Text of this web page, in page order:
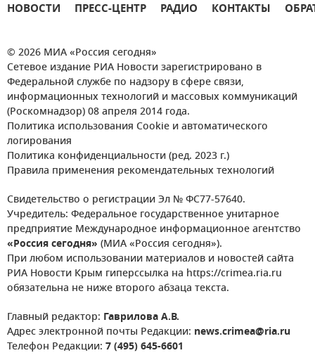
НОВОСТИ ПРЕСС-ЦЕНТР РАДИО КОНТАКТЫ
© 2026 МИА «Россия сегодня»
Сетевое издание РИА Новости зарегистрировано в
Федеральной службе по надзору в сфере связи,
информационных технологий и массовых коммуникаций
(Роскомнадзор) 08 апреля 2014 года.
Политика использования Cookie и автоматического
логирования
Политика конфиденциальности (ред. 2023 г.)
Правила применения рекомендательных технологий
Свидетельство о регистрации Эл № ФС77-57640.
Учредитель: Федеральное государственное унитарное
предприятие Международное информационное агентство
«Россия сегодня» (МИА «Россия сегодня»).
При любом использовании материалов и новостей сайта
РИА Новости Крым гиперссылка на https://crimea.ria.ru
обязательна не ниже второго абзаца текста.
Главный редактор: Гаврилова А.В.
Адрес электронной почты Редакции: news.crimea@ria.ru
Телефон Редакции: 7 (495) 645-6601